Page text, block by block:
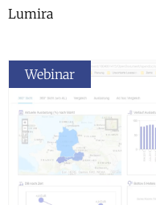
Lumira
Webinar